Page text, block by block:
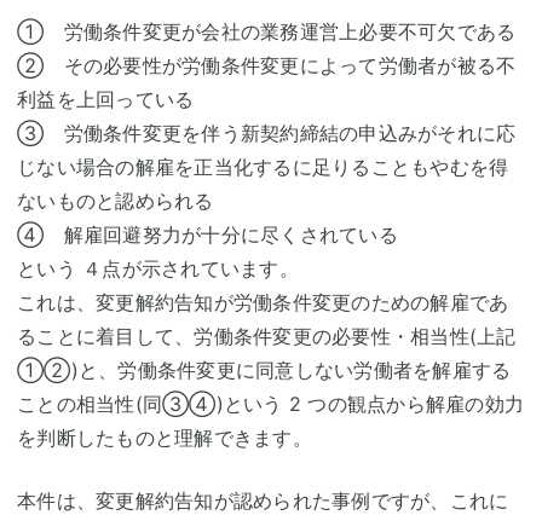
① 労働条件変更が会社の業務運営上必要不可欠である
② その必要性が労働条件変更によって労働者が被る不
利益を上回っている
③ 労働条件変更を伴う新契約締結の申込みがそれに応
じない場合の解雇を正当化するに足りることもやむを得
ないものと認められる
④ 解雇回避努力が十分に尽くされている
という ４点が示されています。
これは、変更解約告知が労働条件変更のための解雇であ
ることに着目して、労働条件変更の必要性・相当性(上記
①②)と、労働条件変更に同意しない労働者を解雇する
ことの相当性(同③④)という 2 つの観点から解雇の効力
を判断したものと理解できます。
本件は、変更解約告知が認められた事例ですが、これに